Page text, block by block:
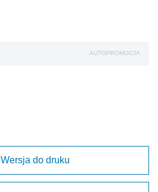
AUTOPROMOCJA
Wersja do druku